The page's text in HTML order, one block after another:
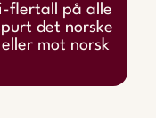
flertall på alle
det norske
mot norsk